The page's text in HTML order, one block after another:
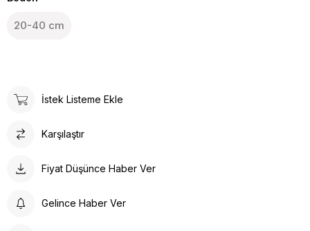
20-40 cm
İstek Listeme Ekle
Karşılaştır
Fiyat Düşünce Haber Ver
Gelince Haber Ver